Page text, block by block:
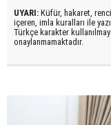
UYARI: Küfür, hakaret,
içeren, imla kuralları ile
Türkçe karakter
onaylanmamaktadır.